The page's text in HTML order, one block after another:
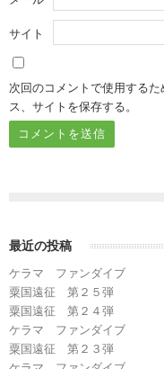
サイト
次回のコメントで使用する
ス、サイトを保存する。
最近の投稿
ケラマ ファンダイブ
粟国遠征 第２５弾
粟国遠征 第２４弾
ケラマ ファンダイブ
粟国遠征 第２３弾